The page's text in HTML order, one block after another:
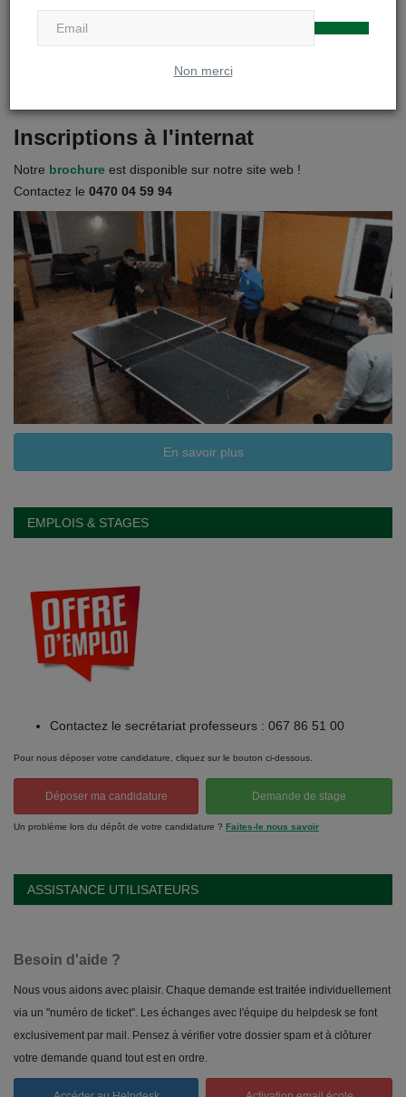
Non merci
Inscriptions à l'internat
Notre brochure est disponible sur notre site web !
Contactez le 0470 04 59 94
En savoir plus
EMPLOIS & STAGES
Contactez le secrétariat professeurs : 067 86 51 00
Pour nous déposer votre candidature, cliquez sur le bouton ci-dessous.
Déposer ma candidature Demande de stage
Un problème lors du dépôt de votre candidature ? Faites-le nous savoir
ASSISTANCE UTILISATEURS
Besoin d'aide ?
Nous vous aidons avec plaisir. Chaque demande est traitée individuellement
via un "numéro de ticket". Les échanges avec l'équipe du helpdesk se font
exclusivement par mail. Pensez à vérifier votre dossier spam et à clôturer
votre demande quand tout est en ordre.